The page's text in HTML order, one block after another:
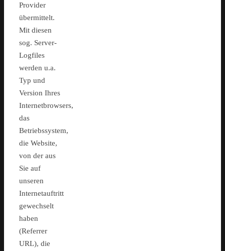
Provider
übermittelt.
Mit diesen
sog. Server-
Logfiles
werden u.a.
Typ und
Version Ihres
Internetbrowsers,
das
Betriebssystem,
die Website,
von der aus
Sie auf
unseren
Internetauftritt
gewechselt
haben
(Referrer
URL), die